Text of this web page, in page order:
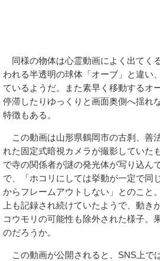
同様の物体は心霊動画によく出てく
われる半透明の球体「オーブ」と違い
ているようだ。また素早く移動するオ
停滞したりゆっくりと画面奥側へ揺れ
特徴もある。
この動画は山形県鶴岡市の古刹、善
れた固定式暗視カメラが撮影していた
で寺の関係者が謎の発光体が写り込ん
で、「ホコリにしては挙動が一定で同
からフレームアウトしない」とのこと
上も記録され続けていたようで、動き
コウモリの可能性も除外された様子。
のだろうか。
この動画が公開されると、SNS上で